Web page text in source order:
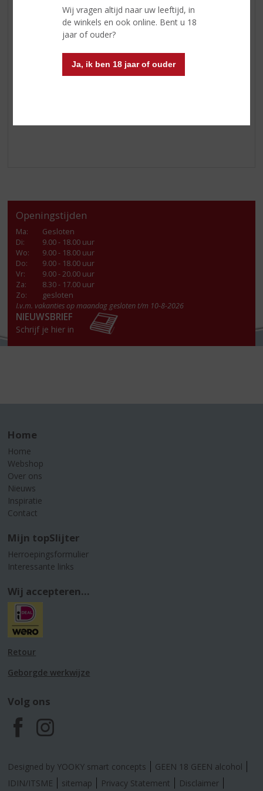
Wij vragen altijd naar uw leeftijd, in
de winkels en ook online. Bent u 18
jaar of ouder?
Ja, ik ben 18 jaar of ouder
achter Schrobbelèr. Proef, ruik en luister je weg door de
historie, het geheim van het familierecept, het bottelen
van de kruiken en de warme sfeer van Schrobbelèr.
Ga voor meer informatie naar
www.schrobbeler.nl/rondleiding
Openingstijden
Ma:
Gesloten
Di:
9.00 - 18.00 uur
Wo:
9.00 - 18.00 uur
Do:
9.00 - 18.00 uur
Vr:
9.00 - 20.00 uur
Za:
8.30 - 17.00 uur
Zo:
gesloten
I.v.m. vakanties op maandag gesloten t/m 10-8-2026
NIEUWSBRIEF
Schrijf je hier in
Home
Home
Webshop
Over ons
Nieuws
Inspiratie
Contact
Mijn topSlijter
Herroepingsformulier
Interessante links
Wij accepteren...
Retour
Geborgde werkwijze
Volg ons
F
a
I
n
Designed by YOOKY smart concepts
GEEN 18 GEEN alcohol
IDIN/ITSME
sitemap Privacy Statement Disclaimer